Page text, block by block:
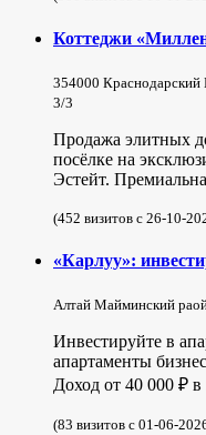
Коттеджи
354000 Краснодарский
3/3
Продажа элитных
посёлке на
Эстейт.
(452 визитов с 26-10-
«Карлуу»:
Алтай Майминский
Инвестируйте в
апартаменты
Доход от 40 000 ₽ в
(83 визитов с 01-06-